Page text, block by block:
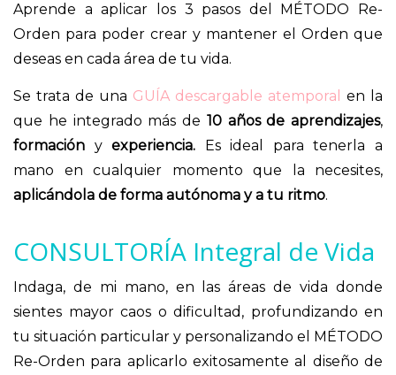
Aprende a aplicar los 3 pasos del MÉTODO Re-
Orden para poder crear y mantener el Orden que
deseas en cada área de tu vida.
Se trata de una GUÍA descargable atemporal
en la
que he integrado más de 10 años de aprendizajes,
formación yexperiencia.
Es ideal para tenerla a
mano en cualquier momento que la necesites,
aplicándola de forma autónoma y a tu ritmo.
CONSULTORÍA Integral de Vida
Indaga, de mi mano, en las áreas de vida donde
sientes mayor caos o dificultad, profundizando en
tu situación particular y personalizando el MÉTODO
Re-Orden para aplicarlo exitosamente al diseño de